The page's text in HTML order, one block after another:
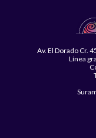
Av. El Dorado Cr.
Línea